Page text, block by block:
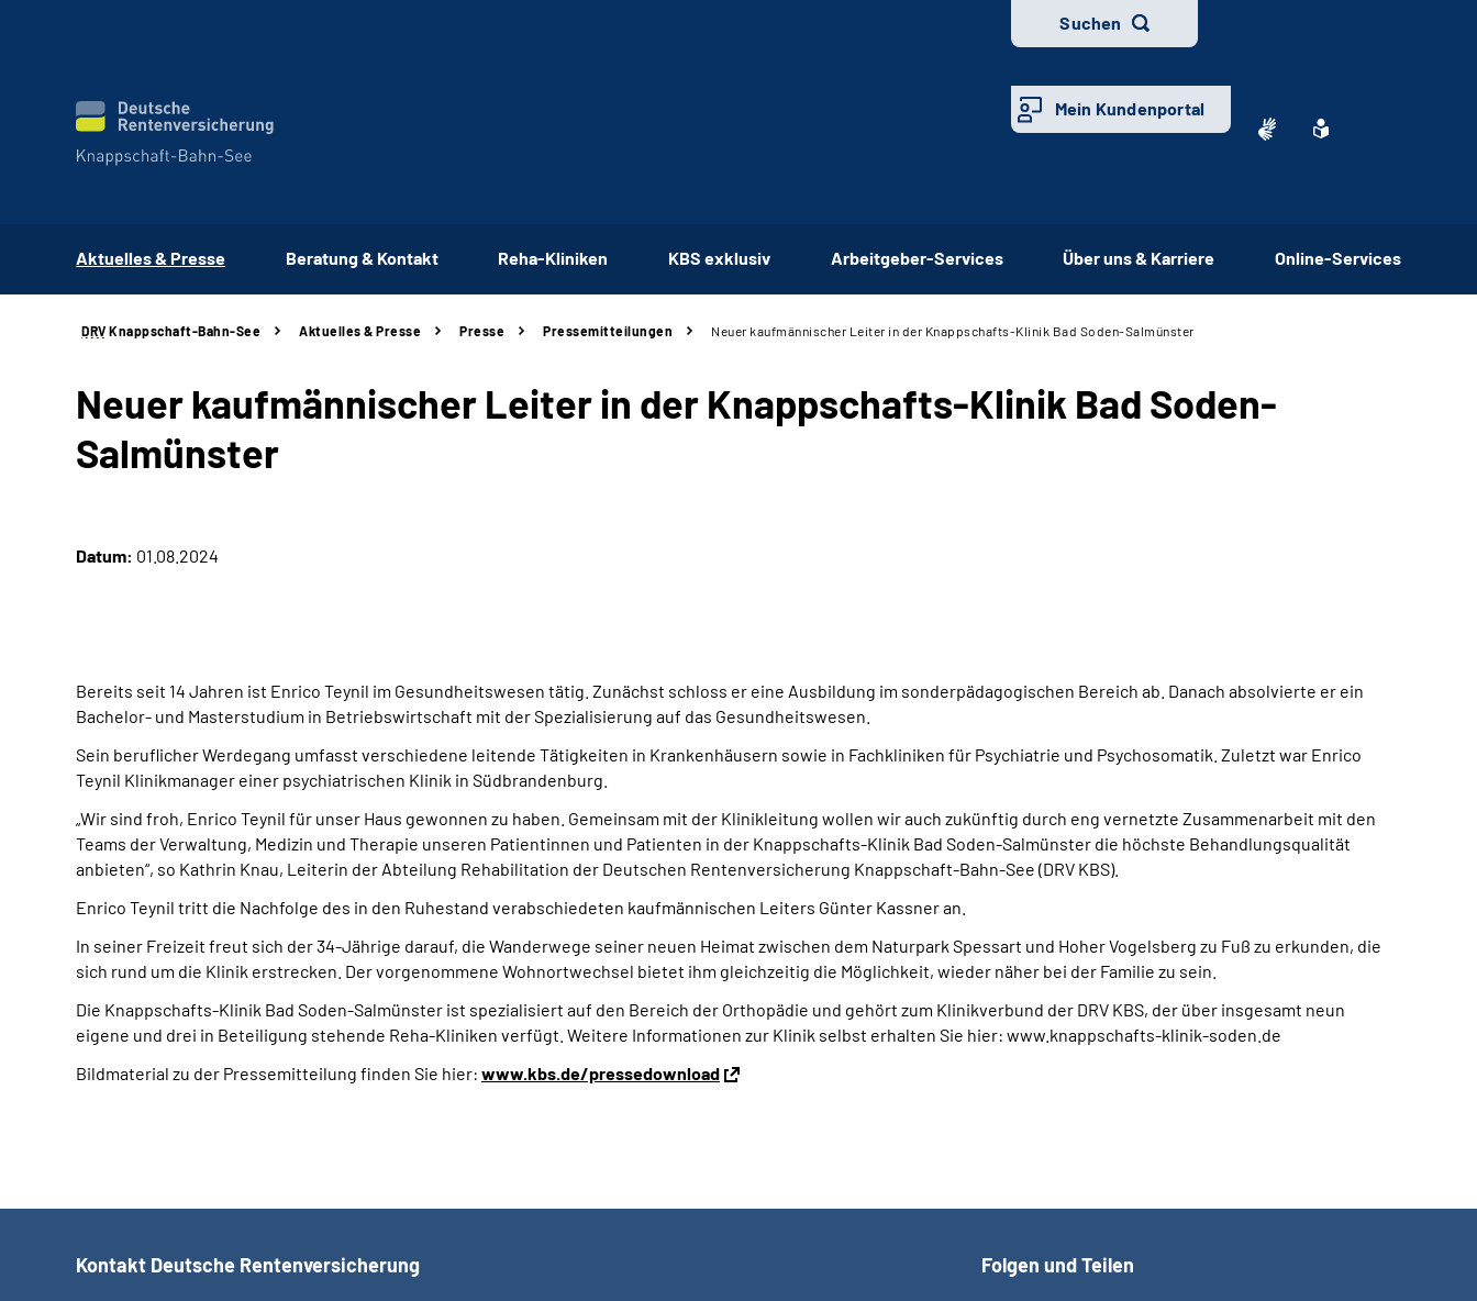
Suchen
Mein Kundenportal
Aktuelles & Presse Beratung & Kontakt Reha-Kliniken KBS exklusiv Arbeitgeber-Services Über uns & Karriere Online-Services
DRV Knappschaft-Bahn-See Aktuelles & Presse Presse Pressemitteilungen Neuer kaufmännischer Leiter in der Knappschafts-Klinik Bad Soden-Salmünster
Neuer kaufmännischer Leiter in der Knappschafts-Klinik Bad Soden-
Salmünster
Datum: 01.08.2024
Bereits seit 14 Jahren ist Enrico Teynil im Gesundheitswesen tätig. Zunächst schloss er eine Ausbildung im sonderpädagogischen Bereich ab. Danach absolvierte er ein
Bachelor- und Masterstudium in Betriebswirtschaft mit der Spezialisierung auf das Gesundheitswesen.
Sein beruflicher Werdegang umfasst verschiedene leitende Tätigkeiten in Krankenhäusern sowie in Fachkliniken für Psychiatrie und Psychosomatik. Zuletzt war Enrico
Teynil Klinikmanager einer psychiatrischen Klinik in Südbrandenburg.
„Wir sind froh, Enrico Teynil für unser Haus gewonnen zu haben. Gemeinsam mit der Klinikleitung wollen wir auch zukünftig durch eng vernetzte Zusammenarbeit mit den
Teams der Verwaltung, Medizin und Therapie unseren Patientinnen und Patienten in der Knappschafts-Klinik Bad Soden-Salmünster die höchste Behandlungsqualität
anbieten“, so Kathrin Knau, Leiterin der Abteilung Rehabilitation der Deutschen Rentenversicherung Knappschaft-Bahn-See (DRV KBS).
Enrico Teynil tritt die Nachfolge des in den Ruhestand verabschiedeten kaufmännischen Leiters Günter Kassner an.
In seiner Freizeit freut sich der 34-Jährige darauf, die Wanderwege seiner neuen Heimat zwischen dem Naturpark Spessart und Hoher Vogelsberg zu Fuß zu erkunden, die
sich rund um die Klinik erstrecken. Der vorgenommene Wohnortwechsel bietet ihm gleichzeitig die Möglichkeit, wieder näher bei der Familie zu sein.
Die Knappschafts-Klinik Bad Soden-Salmünster ist spezialisiert auf den Bereich der Orthopädie und gehört zum Klinikverbund der DRV KBS, der über insgesamt neun
eigene und drei in Beteiligung stehende Reha-Kliniken verfügt. Weitere Informationen zur Klinik selbst erhalten Sie hier: www.knappschafts-klinik-soden.de
Bildmaterial zu der Pressemitteilung finden Sie hier: www.kbs.de/pressedownload
Kontakt Deutsche Rentenversicherung Folgen und Teilen